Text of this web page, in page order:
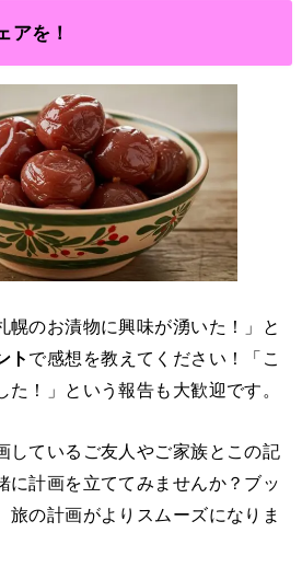
アを！
幌のお漬物に興味が湧いた！」と
トで感想を教えてください！「こ
！」という報告も大歓迎です。
しているご友人やご家族とこの記
に計画を立ててみませんか？ブッ
旅の計画がよりスムーズになりま